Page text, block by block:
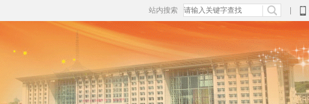
站内搜索